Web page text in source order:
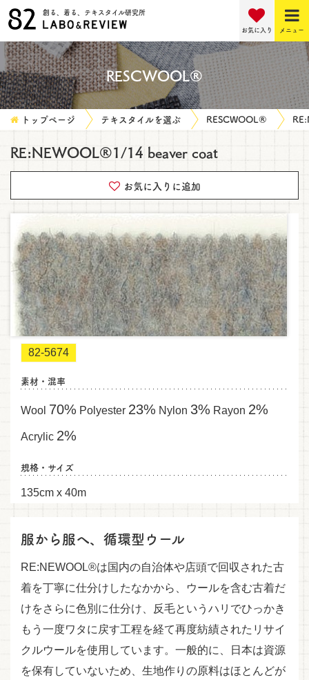
創る、着る、テキスタイル研究所
メニュー
お気に入り
RESCWOOL®
トップページ テキスタイルを選ぶ RESCWOOL®
RE:NEWOOL®1/14 beaver coat
お気に入りに追加
82-5674
素材・混率
Wool 70% Polyester 23% Nylon 3% Rayon 2%
Acrylic 2%
規格・サイズ
135cm x 40m
服から服へ、循環型ウール
RE:NEWOOL®は国内の自治体や店頭で回収された古
着を丁寧に仕分けしたなかから、ウールを含む古着だ
けをさらに色別に仕分け、反毛というハリでひっかき
もう一度ワタに戻す工程を経て再度紡績されたリサイ
クルウールを使用しています。一般的に、日本は資源
を保有していないため、生地作りの原料はほとんどが